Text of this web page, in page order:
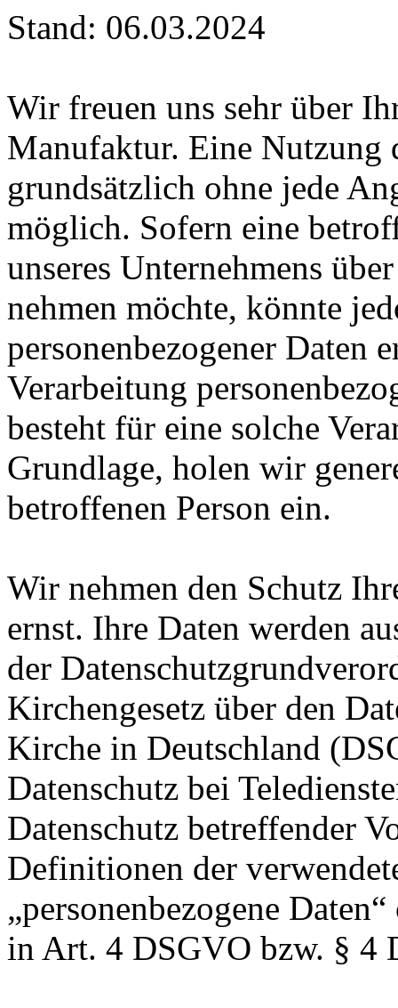
Stand: 06.03.2024
Wir freuen uns sehr über
Manufaktur. Eine Nutzung
grundsätzlich ohne jede
möglich. Sofern eine
unseres Unternehmens
nehmen möchte, könnte
personenbezogener Daten
Verarbeitung
besteht für eine solche
Grundlage, holen wir
betroffenen Person ein.
Wir nehmen den Schutz
ernst. Ihre Daten werden
der
Kirchengesetz über den
Kirche in Deutschland
Datenschutz bei
Datenschutz betreffender
Definitionen der
„personenbezogene
in Art. 4 DSGVO bzw. § 4